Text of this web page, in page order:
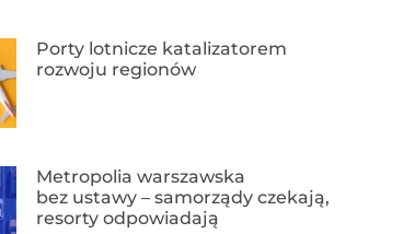
Porty lotnicze katalizatorem
rozwoju regionów
Metropolia warszawska
bez ustawy – samorządy czekają,
resorty odpowiadają